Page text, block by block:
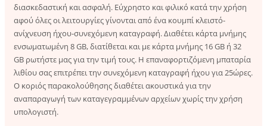
διασκεδαστική και ασφαλή. Εύχρηστο και φιλικό κατά την χρήση
αφού όλες οι λειτουργίες γίνονται από ένα κουμπί κλειστό-
ανίχνευση ήχου-συνεχόμενη καταγραφή. Διαθέτει κάρτα μνήμης
ενσωματωμένη 8 GB, διατίθεται και με κάρτα μνήμης 16 GB ή 32
GB ρωτήστε μας για την τιμή τους. Η επαναφορτιζόμενη μπαταρία
λιθίου σας επιτρέπει την συνεχόμενη καταγραφή ήχου για 25ώρες.
Ο κοριός παρακολούθησης διαθέτει ακουστικά για την
αναπαραγωγή των καταγεγραμμένων αρχείων χωρίς την χρήση
υπολογιστή.